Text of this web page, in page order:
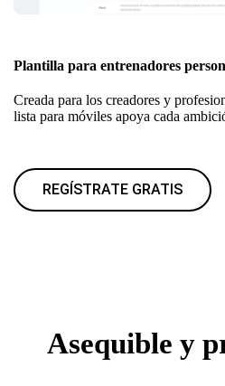
Plantilla para entrenadores
Creada para los creadores y
lista para móviles apoya cada
REGÍSTRATE GRATIS
Asequible y